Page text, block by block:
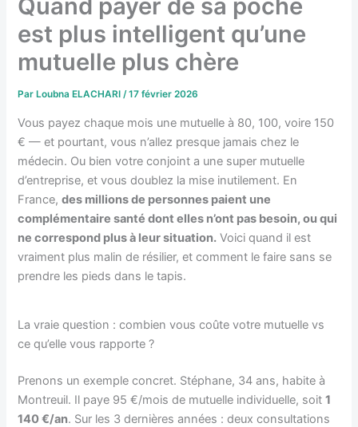
Quand payer de sa poche
est plus intelligent qu’une
mutuelle plus chère
Par Loubna ELACHARI/17 février 2026
Vous payez chaque mois une mutuelle à 80, 100, voire 150
€ — et pourtant, vous n’allez presque jamais chez le
médecin. Ou bien votre conjoint a une super mutuelle
d’entreprise, et vous doublez la mise inutilement. En
France,des millions de personnes paient une
complémentaire santé dont elles n’ont pas besoin, ou qui
ne correspond plus à leur situation. Voici quand il est
vraiment plus malin de résilier, et comment le faire sans se
prendre les pieds dans le tapis.
La vraie question : combien vous coûte votre mutuelle vs
ce qu’elle vous rapporte ?
Prenons un exemple concret. Stéphane, 34 ans, habite à
Montreuil. Il paye 95 €/mois de mutuelle individuelle, soit1
140 €/an. Sur les 3 dernières années : deux consultations